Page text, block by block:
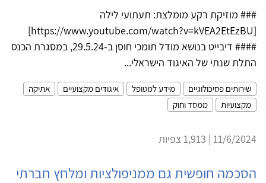
### מוזיקת רקע מומלצת: תעתועי לילה
[https://www.youtube.com/watch?v=kVEA2EtEzBU]
#### דיבייט בנושא מודל תומכי חוסן ב-29.5.24, במסגרת הכנס
התלת שנתי של האיגוד הישראלי...
שירותים פסיכולוגיים מידע למטופל איגודים מקצועיים
אתיקה
מקצועיות
ממסד וחוק
11/6/2024 | 1,913 צפיות
הסכמה חופשית גם ממניפולציות ומלחץ חברתי